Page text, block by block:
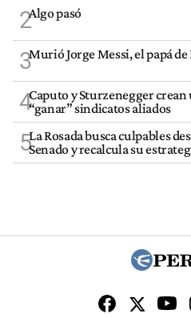
2Algo pasó
3Murió Jorge Messi, el papá
4Caputo y Sturzenegger
“ganar” sindicatos aliados
5La Rosada busca culpables
Senado y recalcula su